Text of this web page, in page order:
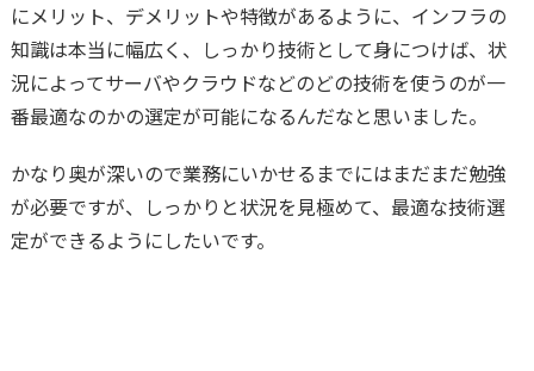
にメリット、デメリットや特徴があるように、インフラの
知識は本当に幅広く、しっかり技術として身につけば、状
況によってサーバやクラウドなどのどの技術を使うのが一
番最適なのかの選定が可能になるんだなと思いました。
かなり奥が深いので業務にいかせるまでにはまだまだ勉強
が必要ですが、しっかりと状況を見極めて、最適な技術選
定ができるようにしたいです。